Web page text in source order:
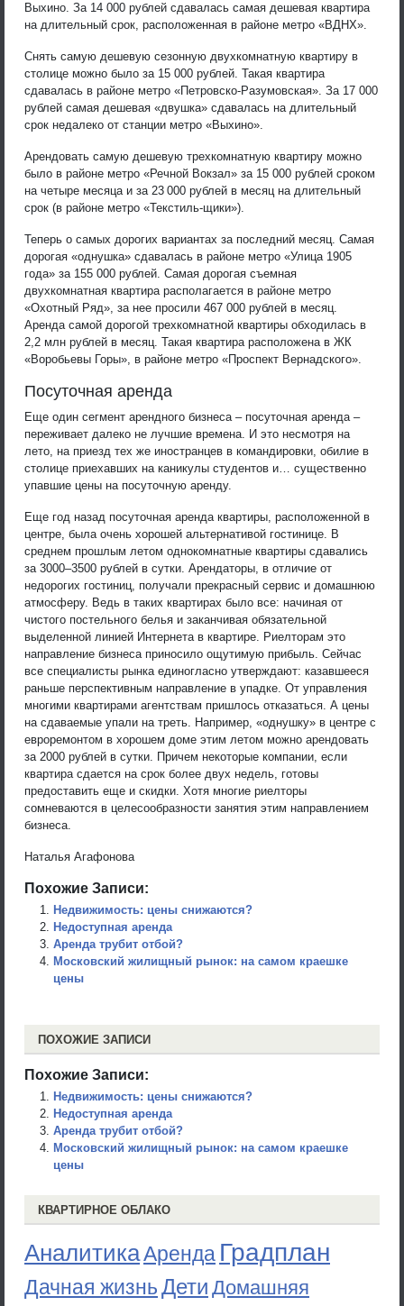
Выхино. За 14 000 рублей сдавалась самая дешевая квартира
на длительный срок, расположенная в районе метро «ВДНХ».
Снять самую дешевую сезонную двухкомнатную квартиру в
столице можно было за 15 000 рублей. Такая квартира
сдавалась в районе метро «Петровско-Разумовская». За 17 000
рублей самая дешевая «двушка» сдавалась на длительный
срок недалеко от станции метро «Выхино».
Арендовать самую дешевую трехкомнатную квартиру можно
было в районе метро «Речной Вокзал» за 15 000 рублей сроком
на четыре месяца и за 23 000 рублей в месяц на длительный
срок (в районе метро «Текстиль-щики»).
Теперь о самых дорогих вариантах за последний месяц. Самая
дорогая «однушка» сдавалась в районе метро «Улица 1905
года» за 155 000 рублей. Самая дорогая съемная
двухкомнатная квартира располагается в районе метро
«Охотный Ряд», за нее просили 467 000 рублей в месяц.
Аренда самой дорогой трехкомнатной квартиры обходилась в
2,2 млн рублей в месяц. Такая квартира расположена в ЖК
«Воробьевы Горы», в районе метро «Проспект Вернадского».
Посуточная аренда
Еще один сегмент арендного бизнеса – посуточная аренда –
переживает далеко не лучшие времена. И это несмотря на
лето, на приезд тех же иностранцев в командировки, обилие в
столице приехавших на каникулы студентов и… существенно
упавшие цены на посуточную аренду.
Еще год назад посуточная аренда квартиры, расположенной в
центре, была очень хорошей альтернативой гостинице. В
среднем прошлым летом однокомнатные квартиры сдавались
за 3000–3500 рублей в сутки. Арендаторы, в отличие от
недорогих гостиниц, получали прекрасный сервис и домашнюю
атмосферу. Ведь в таких квартирах было все: начиная от
чистого постельного белья и заканчивая обязательной
выделенной линией Интернета в квартире. Риелторам это
направление бизнеса приносило ощутимую прибыль. Сейчас
все специалисты рынка единогласно утверждают: казавшееся
раньше перспективным направление в упадке. От управления
многими квартирами агентствам пришлось отказаться. А цены
на сдаваемые упали на треть. Например, «однушку» в центре с
евроремонтом в хорошем доме этим летом можно арендовать
за 2000 рублей в сутки. Причем некоторые компании, если
квартира сдается на срок более двух недель, готовы
предоставить еще и скидки. Хотя многие риелторы
сомневаются в целесообразности занятия этим направлением
бизнеса.
Наталья Агафонова
Похожие Записи:
Недвижимость: цены снижаются?
Недоступная аренда
Аренда трубит отбой?
Московский жилищный рынок: на самом краешке
цены
ПОХОЖИЕ ЗАПИСИ
Похожие Записи:
Недвижимость: цены снижаются?
Недоступная аренда
Аренда трубит отбой?
Московский жилищный рынок: на самом краешке
цены
КВАРТИРНОЕ ОБЛАКО
АналитикаАренда Градплан
Дачная жизньДети Домашняя